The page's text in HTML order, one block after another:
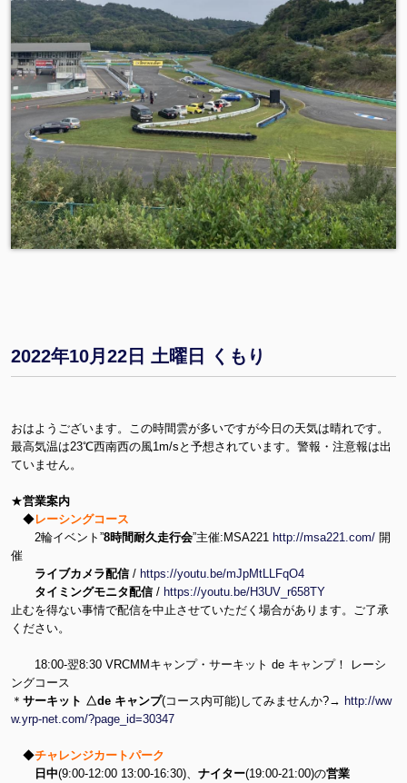
2022年10月22日 土曜日 くもり
おはようございます。この時間雲が多いですが今日の天気は晴れです。
最高気温は23℃西南西の風1m/sと予想されています。警報・注意報は出
ていません。
★営業案内
◆レーシングコース
2輪イベント”8時間耐久走行会”主催:MSA221 http://msa221.com/ 開
催
ライブカメラ配信/ https://youtu.be/mJpMtLLFqO4
タイミングモニタ配信/ https://youtu.be/H3UV_r658TY
止むを得ない事情で配信を中止させていただく場合があります。ご了承
ください。
18:00-翌8:30 VRCMMキャンプ・サーキット de キャンプ！ レーシ
ングコース
＊ サーキット △de キャンプ(コース内可能)してみませんか?→ http://ww
w.yrp-net.com/?page_id=30347
◆チャレンジカートパーク
日中(9:00-12:00 13:00-16:30)、 ナイター(19:00-21:00)の営業